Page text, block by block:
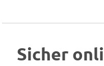
Sicher